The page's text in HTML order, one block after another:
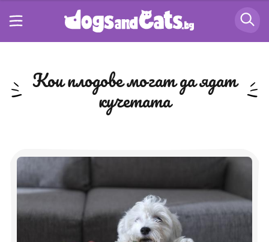
кои плодове могат да ядат
кучетата